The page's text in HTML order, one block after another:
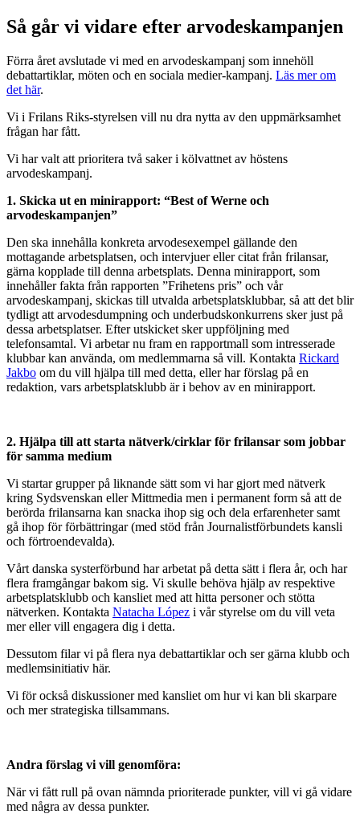
Så går vi vidare efter arvodeskampanjen
Förra året avslutade vi med en arvodeskampanj som innehöll
debattartiklar, möten och en sociala medier-kampanj. Läs mer om
det här.
Vi i Frilans Riks-styrelsen vill nu dra nytta av den uppmärksamhet
frågan har fått.
Vi har valt att prioritera två saker i kölvattnet av höstens
arvodeskampanj.
1. Skicka ut en minirapport: “Best of Werne och
arvodeskampanjen”
Den ska innehålla konkreta arvodesexempel gällande den
mottagande arbetsplatsen, och intervjuer eller citat från frilansar,
gärna kopplade till denna arbetsplats. Denna minirapport, som
innehåller fakta från rapporten ”Frihetens pris” och vår
arvodeskampanj, skickas till utvalda arbetsplatsklubbar, så att det blir
tydligt att arvodesdumpning och underbudskonkurrens sker just på
dessa arbetsplatser. Efter utskicket sker uppföljning med
telefonsamtal. Vi arbetar nu fram en rapportmall som intresserade
klubbar kan använda, om medlemmarna så vill. Kontakta Rickard
Jakbo om du vill hjälpa till med detta, eller har förslag på en
redaktion, vars arbetsplatsklubb är i behov av en minirapport.
2. Hjälpa till att starta nätverk/cirklar för frilansar som jobbar
för samma medium
Vi startar grupper på liknande sätt som vi har gjort med nätverk
kring Sydsvenskan eller Mittmedia men i permanent form så att de
berörda frilansarna kan snacka ihop sig och dela erfarenheter samt
gå ihop för förbättringar (med stöd från Journalistförbundets kansli
och förtroendevalda).
Vårt danska systerförbund har arbetat på detta sätt i flera år, och har
flera framgångar bakom sig. Vi skulle behöva hjälp av respektive
arbetsplatsklubb och kansliet med att hitta personer och stötta
nätverken. Kontakta Natacha López i vår styrelse om du vill veta
mer eller vill engagera dig i detta.
Dessutom filar vi på flera nya debattartiklar och ser gärna klubb och
medlemsinitiativ här.
Vi för också diskussioner med kansliet om hur vi kan bli skarpare
och mer strategiska tillsammans.
Andra förslag vi vill genomföra:
När vi fått rull på ovan nämnda prioriterade punkter, vill vi gå vidare
med några av dessa punkter.